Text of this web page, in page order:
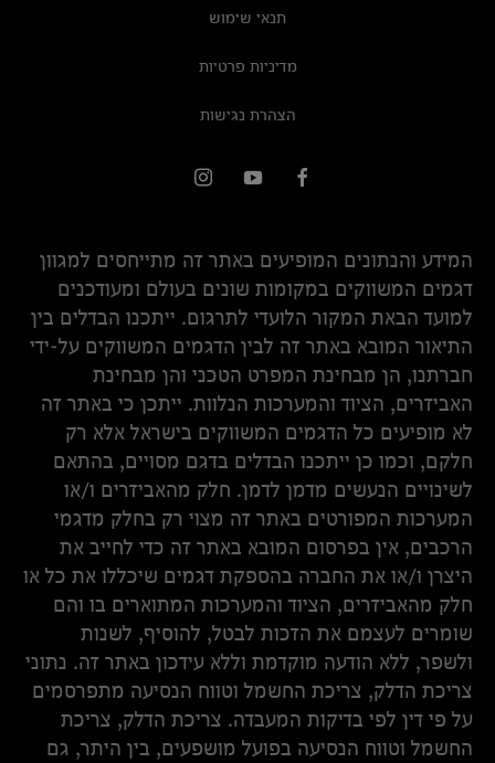
תנאי שימוש
מדיניות פרטיות
הצהרת נגישות
המידע והנתונים המופיעים באתר זה מתייחסים למגוון
דגמים המשווקים במקומות שונים בעולם ומעודכנים
למועד הבאת המקור הלועדי לתרגום. ייתכנו הבדלים בין
התיאור המובא באתר זה לבין הדגמים המשווקים על-ידי
חברתנו, הן מבחינת המפרט הטכני והן מבחינת
האביזרים, הציוד והמערכות הנלוות. ייתכן כי באתר זה
לא מופיעים כל הדגמים המשווקים בישראל אלא רק
חלקם, וכמו כן ייתכנו הבדלים בדגם מסויים, בהתאם
לשינויים הנעשים מדמן לדמן. חלק מהאביזרים ו/או
המערכות המפורטים באתר זה מצוי רק בחלק מדגמי
הרכבים, אין בפרסום המובא באתר זה כדי לחייב את
היצרן ו/או את החברה בהספקת דגמים שיכללו את כל או
חלק מהאביזרים, הציוד והמערכות המתוארים בו והם
שומרים לעצמם את הזכות לבטל, להוסיף, לשנות
ולשפר, ללא הודעה מוקדמת וללא עידכון באתר זה. נתוני
צריכת הדלק, צריכת החשמל וטווח הנסיעה מתפרסמים
על פי דין לפי בדיקות המעבדה. צריכת הדלק, צריכת
החשמל וטווח הנסיעה בפועל מושפעים, בין היתר, גם